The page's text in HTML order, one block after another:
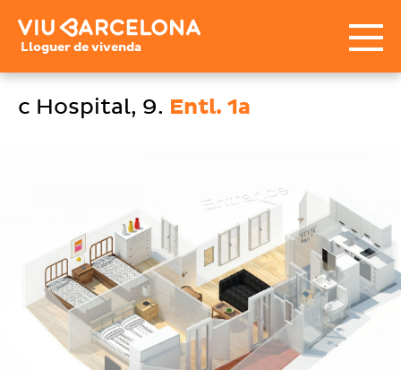
Lloguer de vivenda
c Hospital, 9. Entl. 1a